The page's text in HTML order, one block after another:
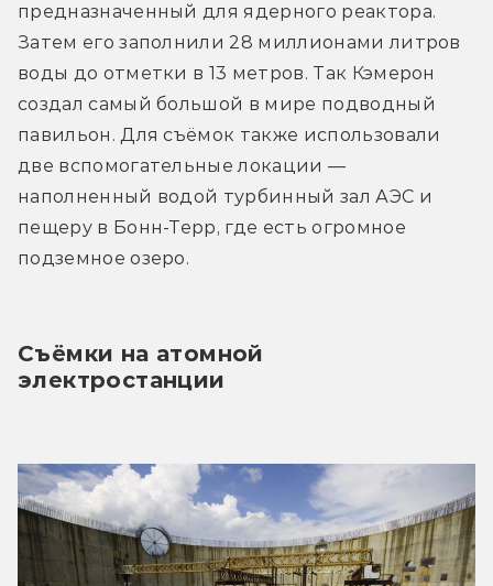
предназначенный для ядерного реактора.
Затем его заполнили 28 миллионами литров
воды до отметки в 13 метров. Так Кэмерон
создал самый большой в мире подводный
павильон. Для съёмок также использовали
две вспомогательные локации —
наполненный водой турбинный зал АЭС и
пещеру в Бонн-Терр, где есть огромное
подземное озеро.
Съёмки на атомной
электростанции